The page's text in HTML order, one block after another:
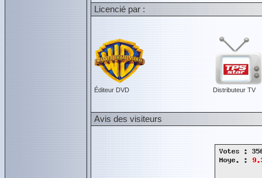
Licencié par :
Éditeur DVD Distributeur TV
Avis des visiteurs